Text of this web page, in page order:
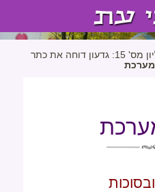
גיליון מס' 15: גדעון דוחה את כתר